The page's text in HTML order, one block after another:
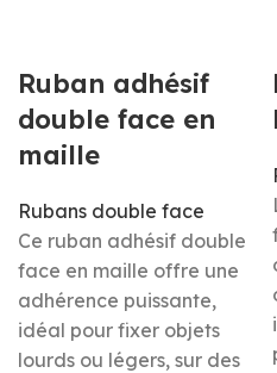
Ruban adhésif
double face en
maille
Rubans double face
Ce ruban adhésif double
face en maille offre une
adhérence puissante,
idéal pour fixer objets
lourds ou légers, sur des